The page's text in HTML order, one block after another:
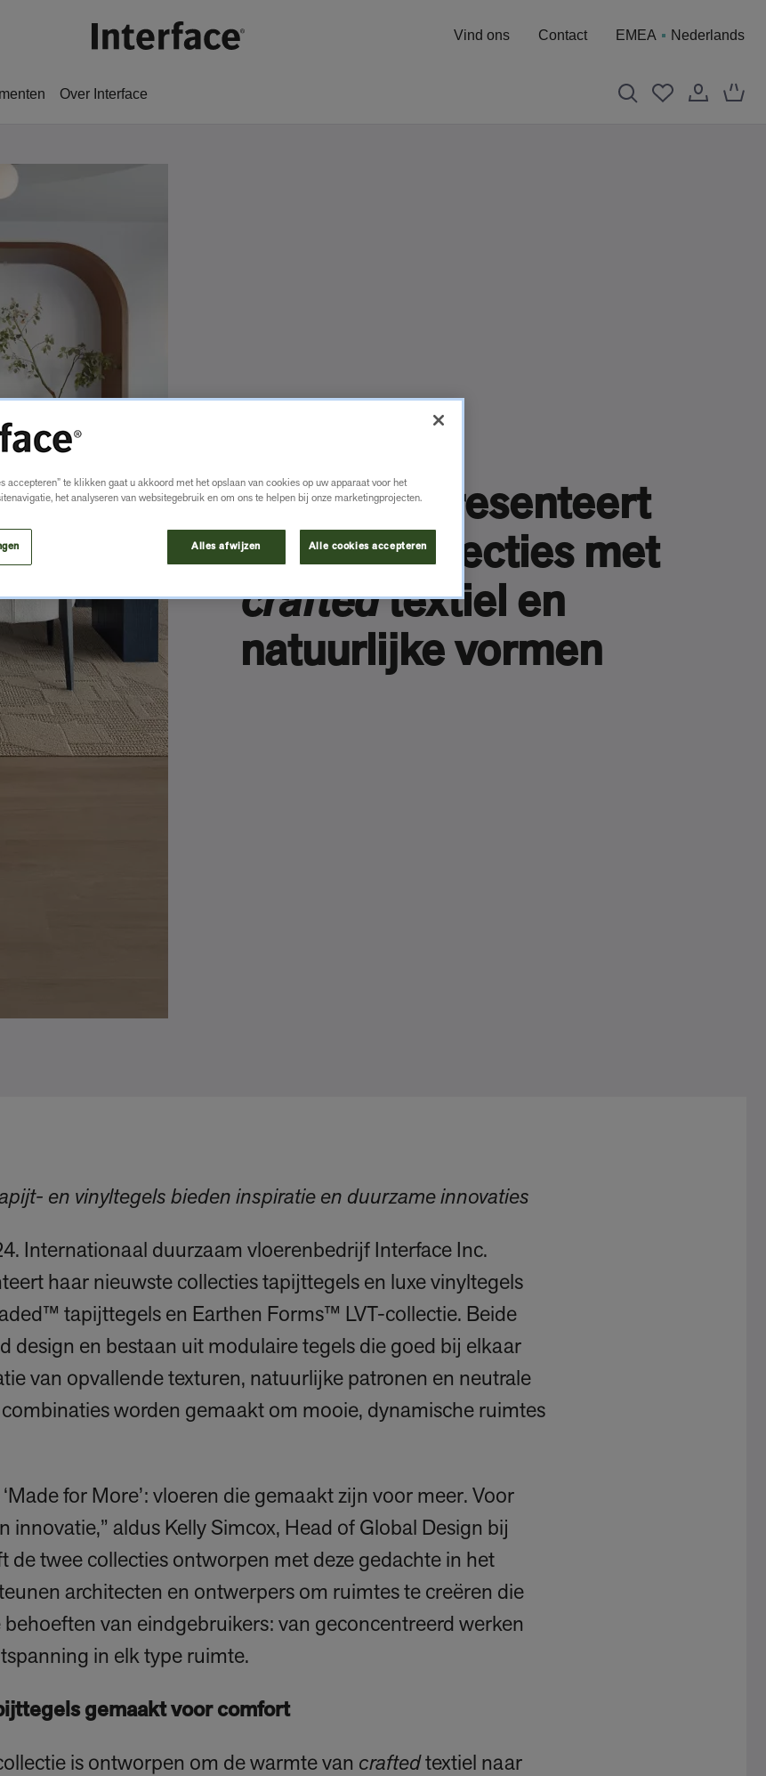
Vind ons Contact EMEA Nederlands
Over Interface​
Interface presenteert
nieuwe collecties met
craftedtextiel en
natuurlijke vormen
en vinyltegels bieden inspiratie en duurzame innovaties
Internationaal duurzaam vloerenbedrijf Interface Inc.
haar nieuwste collecties tapijttegels en luxe vinyltegels
tapijttegels en Earthen Forms™ LVT-collectie. Beide
design en bestaan uit modulaire tegels die goed bij elkaar
van opvallende texturen, natuurlijke patronen en neutrale
worden gemaakt om mooie, dynamische ruimtes
for More’: vloeren die gemaakt zijn voor meer. Voor
innovatie,” aldus Kelly Simcox, Head of Global Design bij
de twee collecties ontworpen met deze gedachte in het
architecten en ontwerpers om ruimtes te creëren die
van eindgebruikers: van geconcentreerd werken
in elk type ruimte.
gemaakt voor comfort
is ontworpen om de warmte van crafted textiel naar
accepteren” te klikken gaat u akkoord met het opslaan van cookies op uw apparaat voor het
het analyseren van websitegebruik en om ons te helpen bij onze marketingprojecten.
Alles afwijzen Alle cookies accepteren